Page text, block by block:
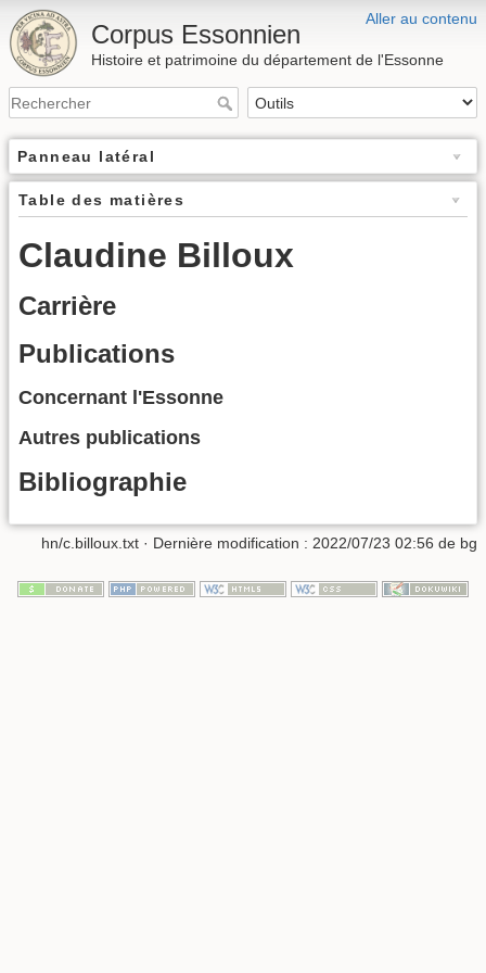
Aller au contenu
Corpus Essonnien
Histoire et patrimoine du département de l'Essonne
Panneau latéral
Table des matières
Claudine Billoux
Carrière
Publications
Concernant l'Essonne
Autres publications
Bibliographie
hn/c.billoux.txt · Dernière modification : 2022/07/23 02:56 de bg